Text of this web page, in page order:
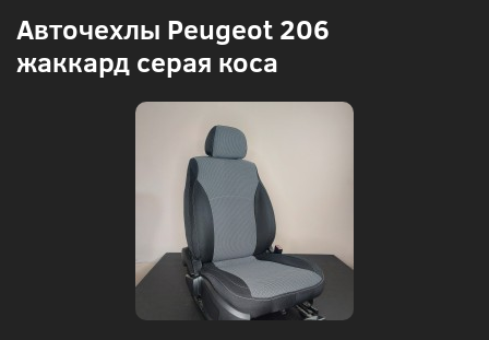
Авточехлы Peugeot 206
жаккард серая коса